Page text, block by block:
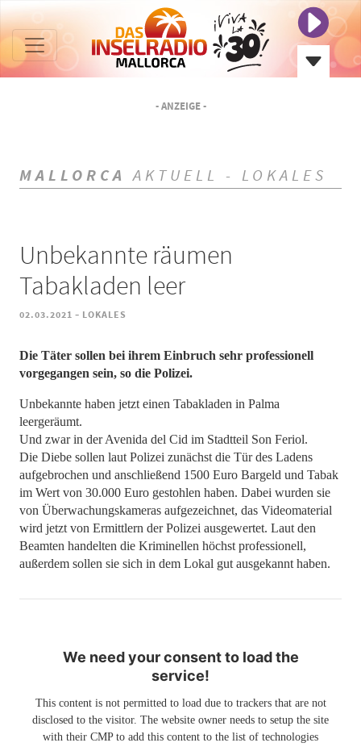
- ANZEIGE -
MALLORCA AKTUELL - LOKALES
Unbekannte räumen
Tabakladen leer
02.03.2021 - LOKALES
Die Täter sollen bei ihrem Einbruch sehr professionell
vorgegangen sein, so die Polizei.
Unbekannte haben jetzt einen Tabakladen in Palma
leergeräumt.
Und zwar in der Avenida del Cid im Stadtteil Son Feriol.
Die Diebe sollen laut Polizei zunächst die Tür des Ladens
aufgebrochen und anschließend 1500 Euro Bargeld und Tabak
im Wert von 30.000 Euro gestohlen haben. Dabei wurden sie
von Überwachungskameras aufgezeichnet, das Videomaterial
wird jetzt von Ermittlern der Polizei ausgewertet. Laut den
Beamten handelten die Kriminellen höchst professionell,
außerdem sollen sie sich in dem Lokal gut ausgekannt haben.
We need your consent to load the
service!
This content is not permitted to load due to trackers that are not
disclosed to the visitor. The website owner needs to setup the site
with their CMP to add this content to the list of technologies